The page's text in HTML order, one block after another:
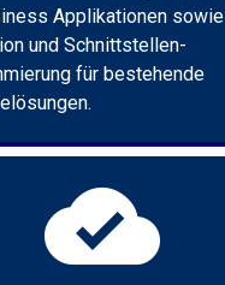
Applikationen sowie
und Schnittstellen-
für bestehende
cloud_done